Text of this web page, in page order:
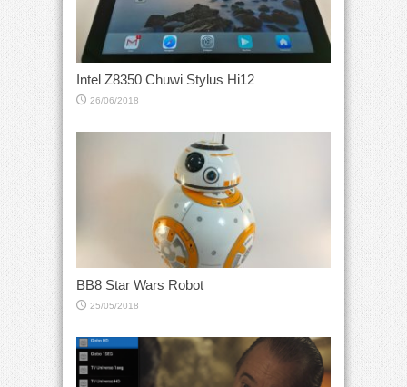
Intel Z8350 Chuwi Stylus Hi12
26/06/2018
BB8 Star Wars Robot
25/05/2018